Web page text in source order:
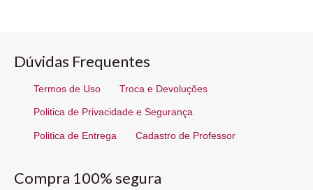
Dúvidas Frequentes
Termos de Uso Troca e Devoluções
Politica de Privacidade e Segurança
Politica de Entrega Cadastro de Professor
Compra 100% segura